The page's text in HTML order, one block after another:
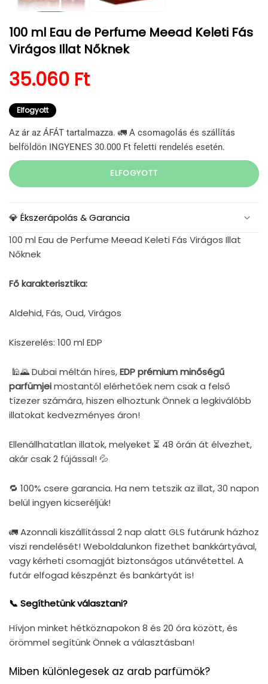
100 ml Eau de Perfume Meead Keleti Fás
Virágos Illat Nőknek
Normál ár
35.060 Ft
Elfogyott
Az ár az ÁFÁT tartalmazza. 🚛 A csomagolás és szállítás
belföldön INGYENES 30.000 Ft feletti rendelés esetén.
ELFOGYOTT
💎 Ékszerápolás & Garancia
100 ml Eau de Perfume Meead Keleti Fás Virágos Illat
Nőknek
Fő karakterisztika:
Aldehid, Fás, Oud, Virágos
Kiszerelés: 100 ml EDP
🕌🌄 Dubai méltán híres,EDP prémium minőségű
parfümjeimostantól elérhetőek nem csak a felső
tízezer számára, hiszen elhoztunk Önnek a legkiválóbb
illatokat kedvezményes áron!
Ellenállhatatlan illatok, melyeket ⏳ 48 órán át élvezhet,
akár csak 2 fújással! 💦
🔁 100% csere garancia. Ha nem tetszik az illat, 30 napon
belül ingyen kicseréljük!
🚛Azonnali kiszállítással 2 nap alatt GLS futárunk házhoz
viszi rendelését! Weboldalunkon fizethet bankkártyával,
vagy kérheti csomagját biztonságos utánvétettel. A
futár elfogad készpénzt és bankártyát is!
📞 Segíthetünk választani?
Hívjon minket hétköznapokon 8 és 20 óra között, és
örömmel segítünk Önnek a választásban!
Miben különlegesek az arab parfümök?